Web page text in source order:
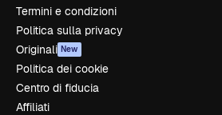
Termini e condizioni
Politica sulla privacy
Originali New
Politica dei cookie
Centro di fiducia
Affiliati